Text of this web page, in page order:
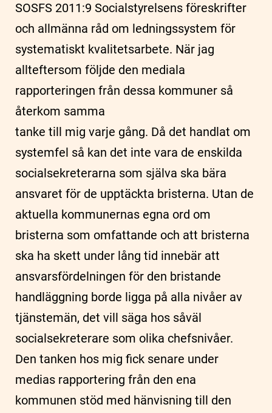
SOSFS 2011:9 Socialstyrelsens föreskrifter
och allmänna råd om ledningssystem för
systematiskt kvalitetsarbete. När jag
allteftersom följde den mediala
rapporteringen från dessa kommuner så
återkom samma
tanke till mig varje gång. Då det handlat om
systemfel så kan det inte vara de enskilda
socialsekreterarna som själva ska bära
ansvaret för de upptäckta bristerna. Utan de
aktuella kommunernas egna ord om
bristerna som omfattande och att bristerna
ska ha skett under lång tid innebär att
ansvarsfördelningen för den bristande
handläggning borde ligga på alla nivåer av
tjänstemän, det vill säga hos såväl
socialsekreterare som olika chefsnivåer.
Den tanken hos mig fick senare under
medias rapportering från den ena
kommunen stöd med hänvisning till den